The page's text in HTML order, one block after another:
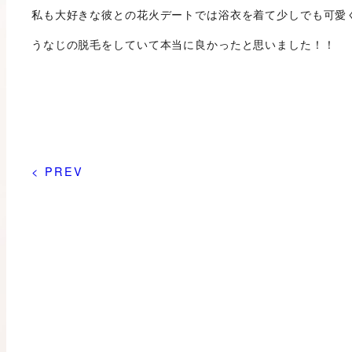
私も大好きな彼との花火デートでは浴衣を着て少しでも可愛
うなじの脱毛をしていて本当に良かったと思いました！！
< PREV